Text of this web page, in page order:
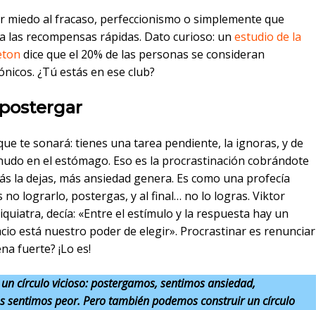
miedo al fracaso, perfeccionismo o simplemente que
las recompensas rápidas. Dato curioso: un estudio de la
dice que el 20% de las personas se consideran
¿Tú estás en ese club?
te sonará: tienes una tarea pendiente, la ignoras, y de
en el estómago. Eso es la procrastinación cobrándote
la dejas, más ansiedad genera. Es como una profecía
no lograrlo, postergas, y al final… no lo logras. Viktor
decía: «Entre el estímulo y la respuesta hay un
está nuestro poder de elegir». Procrastinar es renunciar
fuerte? ¡Lo es!
círculo vicioso: postergamos, sentimos ansiedad,
sentimos peor. Pero también podemos construir un círculo